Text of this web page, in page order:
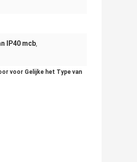
IP40 mcb,
voor Gelijke het Type van